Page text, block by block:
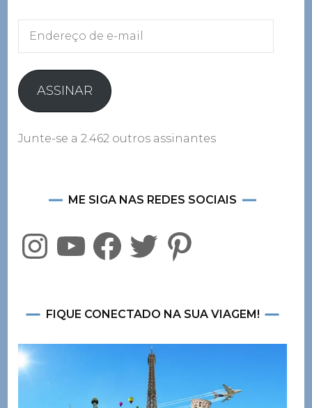
Endereço
mailASSINAR
Junte-se a 2.462 outros assinantes
ME SIGA NAS REDES SOCIAIS
InstagramYouTubeFacebookTwitter Pinterest
FIQUE CONECTADO NA SUA VIAGEM!